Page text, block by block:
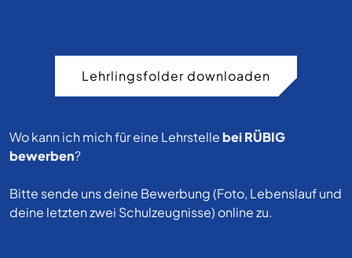
Lehrlingsfolder downloaden
Wo kann ich mich für eine Lehrstellebei RÜBIG
bewerben?
Bitte sende uns deine Bewerbung (Foto, Lebenslauf und
deine letzten zwei Schulzeugnisse) online zu.